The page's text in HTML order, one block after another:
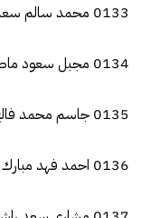
0133 محمد سالم سعد العازمي
0134 مجبل سعود ماطر دسمان
0135 جاسم محمد فالح محمد
0136 احمد فهد مبارك العازمى